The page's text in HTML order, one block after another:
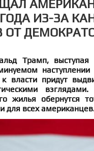
ИЗ-ЗА
ОТ
Трамп,
власти придут
жилья обернутся
для всех